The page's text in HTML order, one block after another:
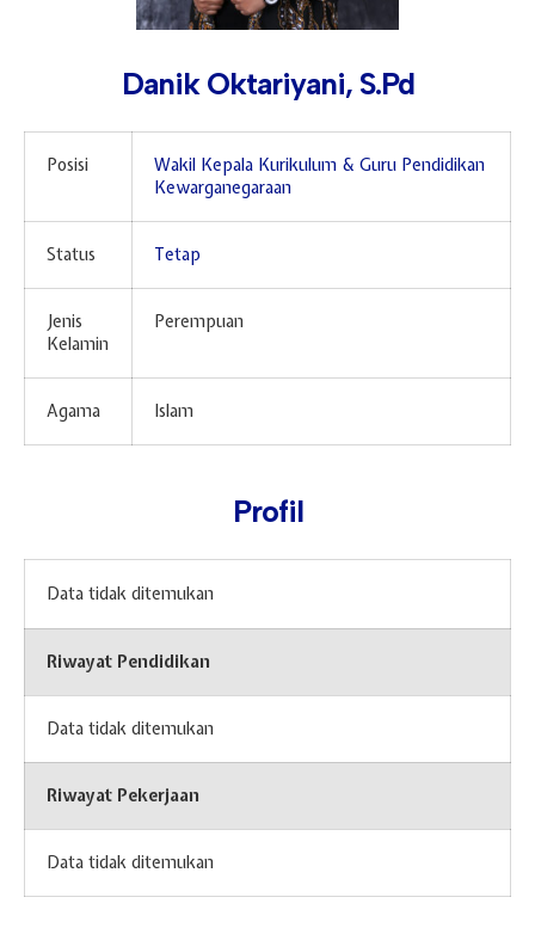
Hari Guru 24 November
Danik Oktariyani, S.Pd
Posisi
Wakil Kepala Kurikulum &‎ Guru Pendidikan
Kewarganegaraan
Status Tetap
Jenis
Kelamin
Perempuan
Agama Islam
Profil
Data tidak ditemukan
Riwayat Pendidikan
Data tidak ditemukan
Riwayat Pekerjaan
Data tidak ditemukan